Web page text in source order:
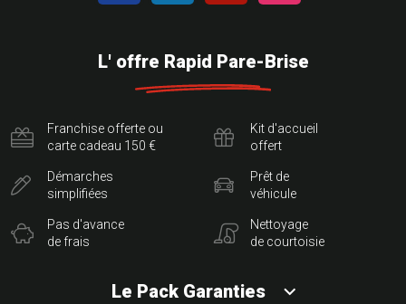
L' offre Rapid Pare-Brise
Franchise offerte ou
carte cadeau 150 €
Démarches
simplifiées
Pas d'avance
de frais
Kit d'accueil
offert
Prêt de
véhicule
Nettoyage
de courtoisie
Le Pack Garanties